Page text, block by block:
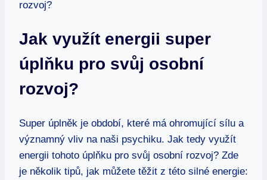
Jak využít energii super
úplňku pro svůj osobní
rozvoj?
Super úplněk je období, které má ohromující sílu a
významný vliv na naši psychiku. Jak tedy využít
energii tohoto úplňku pro svůj osobní rozvoj? Zde
je několik tipů, jak můžete těžit z této silné energie: